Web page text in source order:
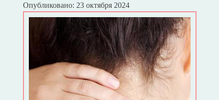
Опубликовано: 23 октября 2024